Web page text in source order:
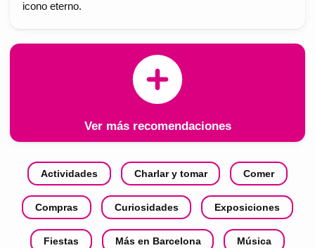
icono eterno.
Ver más recomendaciones
Actividades Charlar y tomar Comer
Compras Curiosidades Exposiciones
Fiestas Más en Barcelona Música